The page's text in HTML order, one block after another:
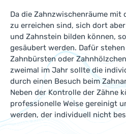
Da die Zahnzwischenräume
zu erreichen sind, sich dort
und Zahnstein bilden können,
gesäubert werden. Dafür
Zahnbürsten oder
zweimal im Jahr sollte die
durch einen Besuch beim
Neben der Kontrolle der Zähne
professionelle Weise gereinigt
werden, der individuell nicht